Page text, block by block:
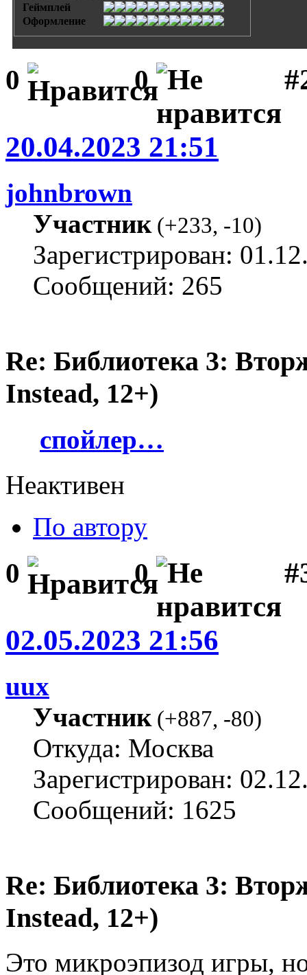
Геймплей
Оформление
0 0
20.04.2023 21:51
johnbrown
Участник(+233, -10)
Зарегистрирован:
Сообщений: 265
Re: Библиотека 3:
Instead, 12+)
спойлер…
Неактивен
По автору
0 0
02.05.2023 21:56
uux
Участник(+887, -80)
Откуда: Москва
Зарегистрирован:
Сообщений: 1625
Re: Библиотека 3:
Instead, 12+)
Это микроэпизод игры,